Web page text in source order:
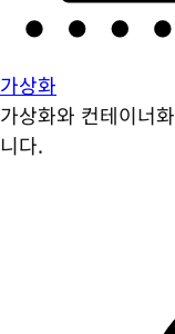
가상화
가상화와 컨테이너
니다.